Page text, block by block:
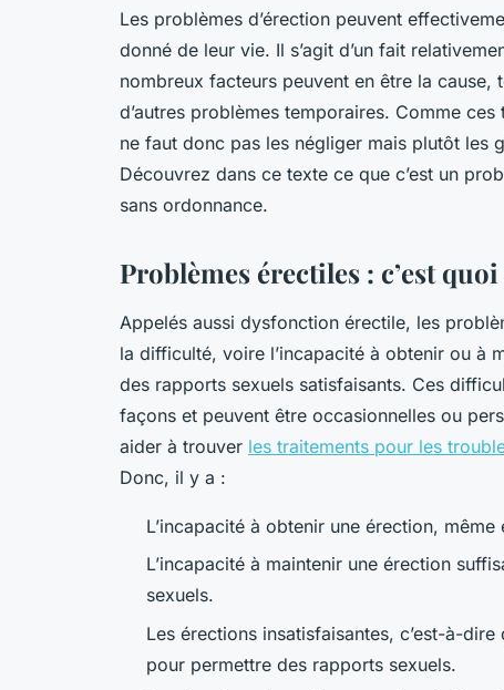
:
pour les
Les problèmes d’érection peuvent
donné de leur vie. Il s’agit d’un fait
nombreux facteurs peuvent en être la cause,
d’autres problèmes temporaires. Comme
ne faut donc pas les négliger mais plutôt les
Découvrez dans ce texte ce que c’est un
sans ordonnance.
Problèmes érectiles : c’est quoi
Appelés aussi dysfonction érectile, les
la difficulté, voire l’incapacité à obtenir ou à
des rapports sexuels satisfaisants. Ces
façons et peuvent être occasionnelles ou
aider à trouver les traitements pour les
Donc, il y a :
L’incapacité à obtenir une érection,
L’incapacité à maintenir une érection
sexuels.
Les érections insatisfaisantes, c’est-à-
pour permettre des rapports sexuels.